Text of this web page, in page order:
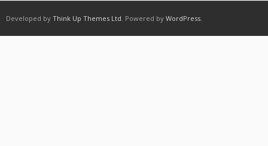
Developed by Think Up Themes Ltd. Powered by WordPress.